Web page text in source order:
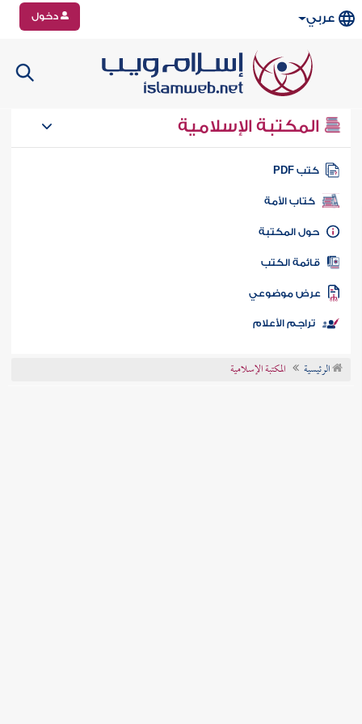
عربي دخول
المكتبة الإسلامية
كتب PDF
كتاب الأمة
المكتبة
الكتب
موضوعي
تراجم الأعلام
الرئيسية المكتبة الإسلامية